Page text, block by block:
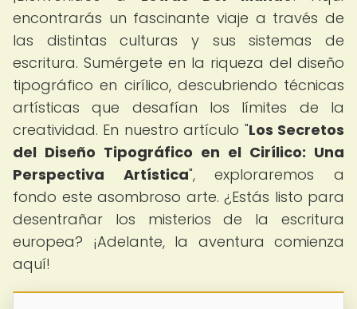
encontrarás un fascinante viaje a través de
las distintas culturas y sus sistemas de
escritura. Sumérgete en la riqueza del diseño
tipográfico en cirílico, descubriendo técnicas
artísticas que desafían los límites de la
creatividad. En nuestro artículo "Los Secretos
del Diseño Tipográfico en el Cirílico: Una
Perspectiva Artística", exploraremos a
fondo este asombroso arte. ¿Estás listo para
desentrañar los misterios de la escritura
europea? ¡Adelante, la aventura comienza
aquí!